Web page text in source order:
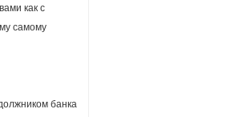
как с
самому
банка